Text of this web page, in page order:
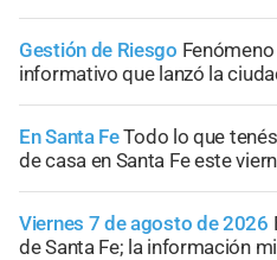
Gestión de Riesgo
informativo que lanzó la
En Santa FeTodo lo que
de casa en Santa Fe este
Viernes 7 de agosto de 2026
de Santa Fe; la información